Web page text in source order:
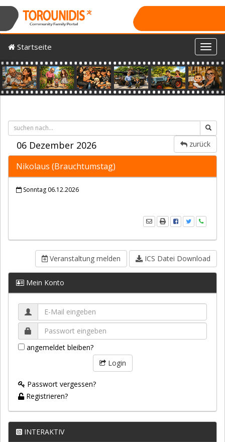
Startseite
Previous
06 Dezember 2026 zurück
Nikolaus (Brauchtumstag)
Sonntag 06.12.2026
Veranstaltung melden ICS Datei Download
Mein Konto
angemeldet bleiben?
Login
Passwort vergessen?
Registrieren?
INTERAKTIV